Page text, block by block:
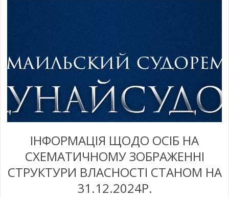
ІНФОРМАЦІЯ ЩОДО ОСІБ НА
СХЕМАТИЧНОМУ ЗОБРАЖЕННІ
СТРУКТУРИ ВЛАСНОСТІ СТАНОМ НА
31.12.2024Р.